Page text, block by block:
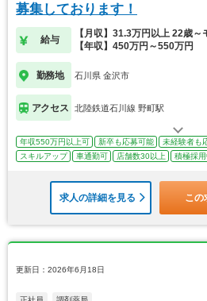
募集しております！
給与
【月収】31.3万円以上 22歳～
【年収】450万円～550万円
勤務地 石川県 金沢市
アクセス 北陸鉄道石川線 野町駅
年収550万円以上可 新卒も応募可能 未経験者も
スキルアップ
車通勤可 店舗数30以上 積極採用
求人の詳細を見る この
更新日：2026年6月18日